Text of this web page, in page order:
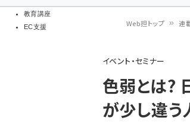
教育講座
EC支援
ン
く
ず
Web担トップ 連
イベント・セミナー
色弱とは?
が少し違う